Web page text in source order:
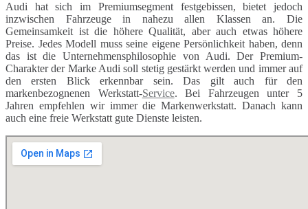
Audi hat sich im Premiumsegment festgebissen, bietet jedoch
inzwischen Fahrzeuge in nahezu allen Klassen an. Die
Gemeinsamkeit ist die höhere Qualität, aber auch etwas höhere
Preise. Jedes Modell muss seine eigene Persönlichkeit haben, denn
das ist die Unternehmensphilosophie von Audi. Der Premium-
Charakter der Marke Audi soll stetig gestärkt werden und immer auf
den ersten Blick erkennbar sein. Das gilt auch für den
markenbezognenen Werkstatt-Service. Bei Fahrzeugen unter 5
Jahren empfehlen wir immer die Markenwerkstatt. Danach kann
auch eine freie Werkstatt gute Dienste leisten.